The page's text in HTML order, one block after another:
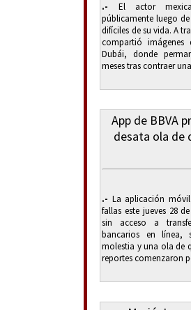
.- El actor
públicamente luego
difíciles de su vida. A
compartió imágenes
Dubái, donde
meses tras contraer
App de BBVA
desata ola de
.- La aplicación
fallas este jueves 28
sin acceso a
bancarios en línea,
molestia y una ola de
reportes comenzaron